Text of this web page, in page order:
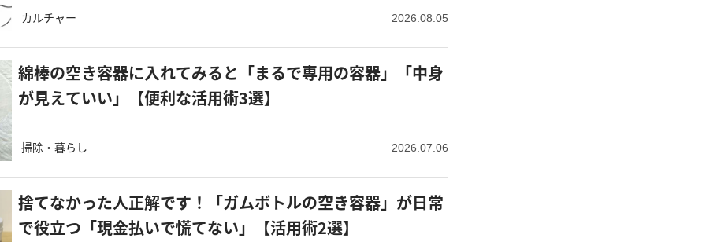
カルチャー 2026.08.05
綿棒の空き容器に入れてみると「まるで専用の容器」「中身
が見えていい」【便利な活用術3選】
掃除・暮らし 2026.07.06
捨てなかった人正解です！「ガムボトルの空き容器」が日常
で役立つ「現金払いで慌てない」【活用術2選】